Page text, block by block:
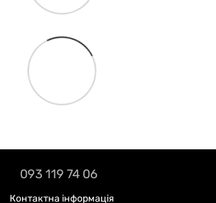
093 119 74 06
Контактна інформація